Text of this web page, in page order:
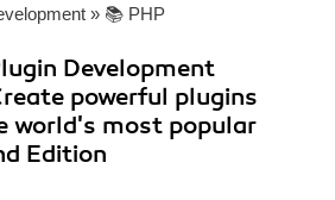
» 📚 PHP
Development
powerful plugins
world's most popular
Edition